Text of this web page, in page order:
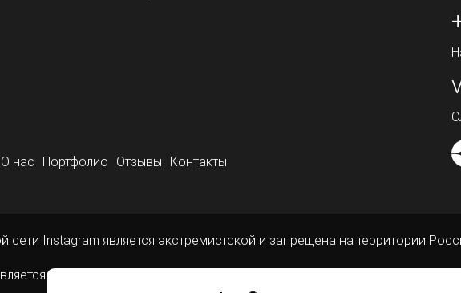
О нас Портфолио Отзывы Контакты
сети Instagram является экстремистской и запрещена на территории
публичной офертой